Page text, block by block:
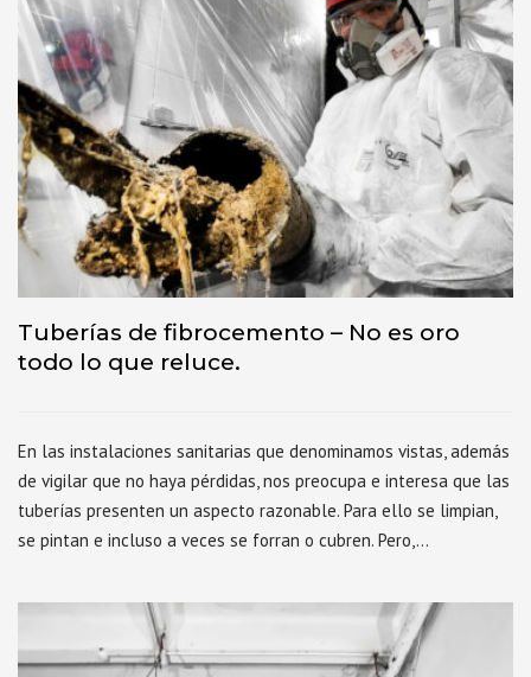
Tuberías de fibrocemento – No es oro
todo lo que reluce.
En las instalaciones sanitarias que denominamos vistas, además
de vigilar que no haya pérdidas, nos preocupa e interesa que las
tuberías presenten un aspecto razonable. Para ello se limpian,
se pintan e incluso a veces se forran o cubren. Pero,…